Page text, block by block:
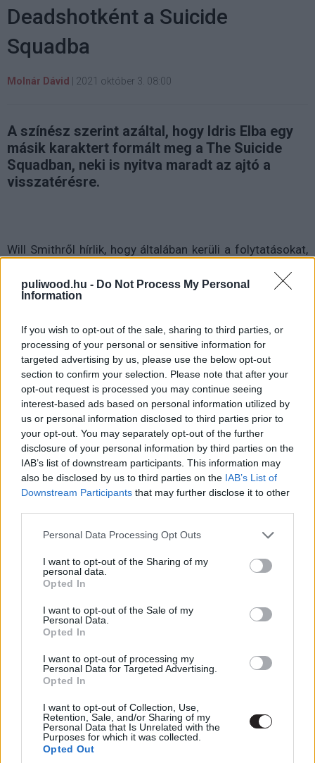
puliwood.hu - Do Not Process My Personal
Information
If you wish to opt-out of the sale, sharing to third parties, or
processing of your personal or sensitive information for
targeted advertising by us, please use the below opt-out
section to confirm your selection. Please note that after your
opt-out request is processed you may continue seeing
interest-based ads based on personal information utilized by
us or personal information disclosed to third parties prior to
your opt-out. You may separately opt-out of the further
disclosure of your personal information by third parties on the
IAB’s list of downstream participants. This information may
also be disclosed by us to third parties on the IAB’s List of
Downstream Participants that may further disclose it to other
Please note that this website/app uses one or more Google
not limited to your visit or usage behaviour. You may click to
grant or deny consent to Google and its third-party tags to
use your data for below specified purposes in below Google
consent section.
Personal Data Processing Opt Outs
I want to opt-out of the Sharing of my
personal data.
Opted In
I want to opt-out of the Sale of my
Personal Data.
Opted In
I want to opt-out of processing my
Personal Data for Targeted Advertising.
Opted In
I want to opt-out of Collection, Use,
Retention, Sale, and/or Sharing of my
Personal Data that Is Unrelated with the
Purposes for which it was collected.
Opted Out
Deadshotként a Suicide
Squadba
Molnár Dávid 2021 október 3. 08:00
A színész szerint azáltal, hogy Idris Elba egy
másik karaktert formált meg a The Suicide
Squadban, neki is nyitva maradt az ajtó a
visszatérésre.
Will Smithről hírlik, hogy általában kerüli a folytatásokat,
belebújik egy-egy szerepbe. Idáig ezzel csak a
Bad Boys
és a Men in Black franchise-ok dicsekedhettek el, hogy
több folytatáshoz is elkötelezte már magát Smith, a DC
és a Warner rajongói sokáig találgattak, hogy vajon a
legelső Suicide Squad Deadshotjaként viszont láthatjuk-
e még valaha.
Smith egy napokban megejtett interjú során erősítette
meg, hogy a részéről hajlana ismét a bérgyilkos bőrébe
bújni.
dolgoztam, ők pedig már kezdték volna a
forgatást (
a The Suicide Squadnál
). Szóval
csupán rosszul alakult az időzítés. Ugyanakkor a
folytatásból kihagyták Deadshotot, nem? Idris
egy másik karaktert játszik vagy Deadshotot?
(Erre a kérdésre az újságíró megerősítette az első
térhetek."
Smith pótlékaként castolták-e Deadshot szerepére, az
első marketinganyagok azonban gyorsan eloszlatták a
rajongók eme félelmét. Más kérdés, hogy a Warner Bros.